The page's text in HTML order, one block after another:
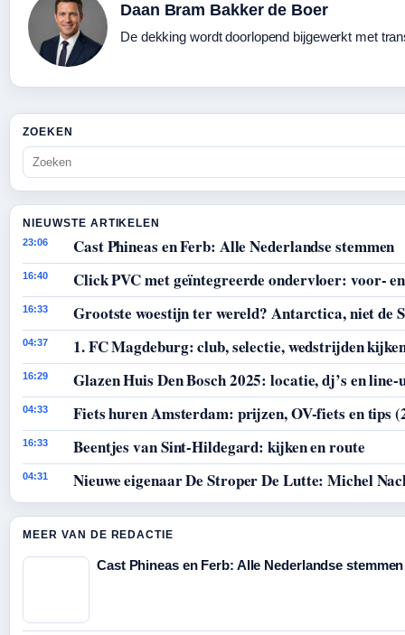
Daan Bram Bakker de Boer
De dekking wordt doorlopend bijgewerkt met
ZOEKEN
NIEUWSTE ARTIKELEN
23:06 Cast Phineas en Ferb: Alle Nederlandse stemmen
16:40 Click PVC met geïntegreerde ondervloer: voor-
16:33 Grootste woestijn ter wereld? Antarctica, niet de
04:37 1. FC Magdeburg: club, selectie, wedstrijden
16:29 Glazen Huis Den Bosch 2025: locatie, dj’s en line-
04:33 Fiets huren Amsterdam: prijzen, OV-fiets en tips
16:33 Beentjes van Sint-Hildegard: kijken en route
04:31 Nieuwe eigenaar De Stroper De Lutte: Michel
MEER VAN DE REDACTIE
Cast Phineas en Ferb: Alle Nederlandse stemmen